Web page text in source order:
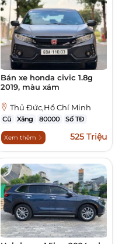
Bán xe honda civic 1.8g
2019, màu xám
Thủ Đức,Hồ Chí Minh
Cũ Xăng 80000 Số TĐ
Xem thêm 525 Triệu